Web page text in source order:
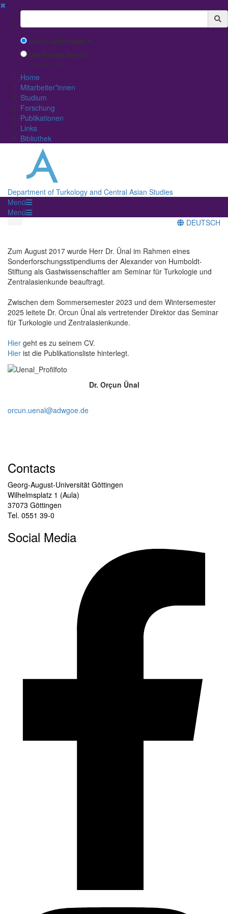
✖
Suchbegriff
Search with Google™
Use Internal Search
(limited result quality)
Home
Mitarbeiter*innen
Studium
Forschung
Publikationen
Links
Bibliothek
Department of Turkology and Central Asian Studies
Menü
Menü
DEUTSCH
Zum August 2017 wurde Herr Dr. Ünal im Rahmen eines
Sonderforschungsstipendiums der Alexander von Humboldt-
Stiftung als Gastwissenschaftler am Seminar für Turkologie und
Zentralasienkunde beauftragt.
Zwischen dem Sommersemester 2023 und dem Wintersemester
2025 leitete Dr. Orcun Ünal als vertretender Direktor das Seminar
für Turkologie und Zentralasienkunde.
Hier geht es zu seinem CV.
Hier ist die Publikationsliste hinterlegt.
Dr. Orçun Ünal
orcun.uenal@adwgoe.de
Contacts
Georg-August-Universität Göttingen
Wilhelmsplatz 1 (Aula)
37073 Göttingen
Tel. 0551 39-0
Social Media